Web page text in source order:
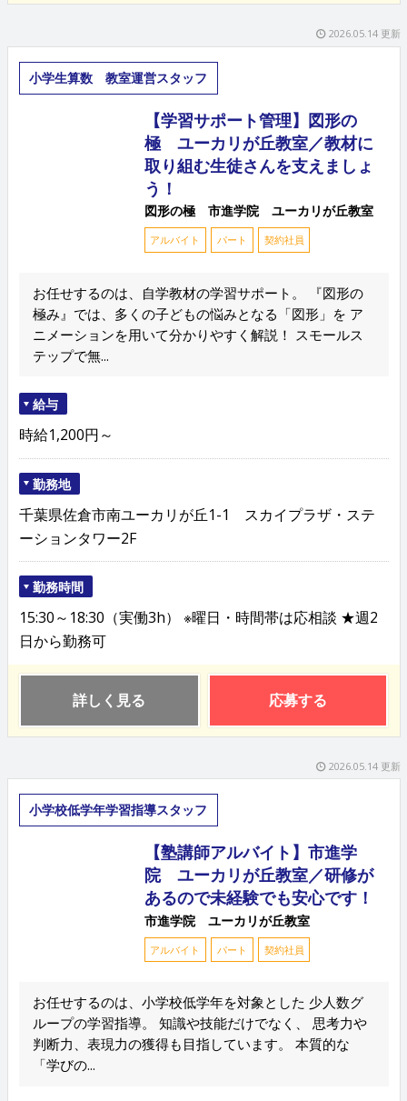
2026.05.14 更新
小学生算数 教室運営スタッフ
【学習サポート管理】図形の
極 ユーカリが丘教室／教材に
取り組む生徒さんを支えましょ
う！
図形の極 市進学院 ユーカリが丘教室
アルバイト パート 契約社員
お任せするのは、自学教材の学習サポート。 『図形の
極み』では、多くの子どもの悩みとなる「図形」を ア
ニメーションを用いて分かりやすく解説！ スモールス
テップで無...
給与
時給1,200円～
勤務地
千葉県佐倉市南ユーカリが丘1-1 スカイプラザ・ステ
ーションタワー2F
勤務時間
15:30～18:30（実働3h） ※曜日・時間帯は応相談 ★週2
日から勤務可
詳しく見る 応募する
2026.05.14 更新
小学校低学年学習指導スタッフ
【塾講師アルバイト】市進学
院 ユーカリが丘教室／研修が
あるので未経験でも安心です！
市進学院 ユーカリが丘教室
アルバイト パート 契約社員
お任せするのは、小学校低学年を対象とした 少人数グ
ループの学習指導。 知識や技能だけでなく、 思考力や
判断力、表現力の獲得も目指しています。 本質的な
「学びの...